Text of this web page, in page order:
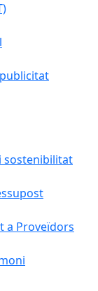
sostenibilitat
a Proveïdors